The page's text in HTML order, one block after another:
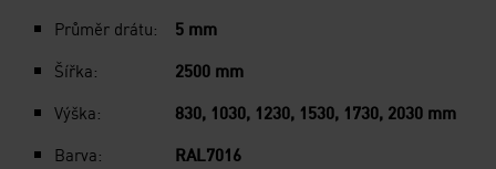
Průměr drátu:
5 mm
Šířka:
2500 mm
Výška:
830, 1030, 1230, 1530, 1730, 2030 mm
Barva:
RAL7016